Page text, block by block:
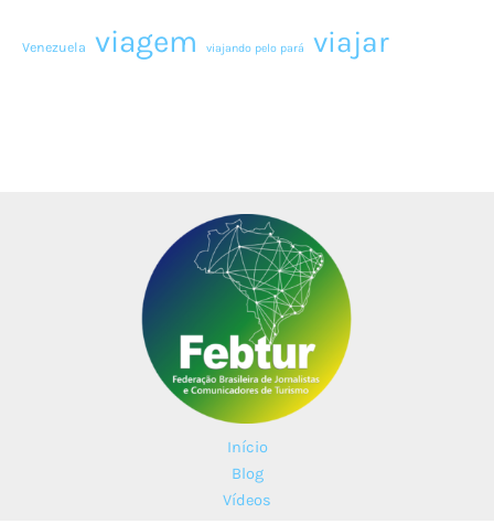
Venezuela viagem viajando pelo pará viajar
Início
Blog
Vídeos